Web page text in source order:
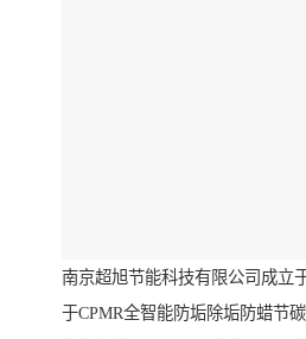
南京超旭节能科技有限公司成立
于CPMR全智能防垢除垢防蜡节